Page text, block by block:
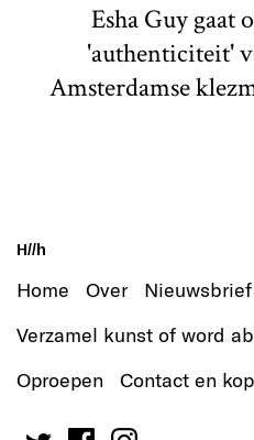
Esha Guy gaat
'authenticiteit'
Amsterdamse
H//h
Home Over Nieuwsbrief
Verzamel kunst of word
Oproepen
Contact en